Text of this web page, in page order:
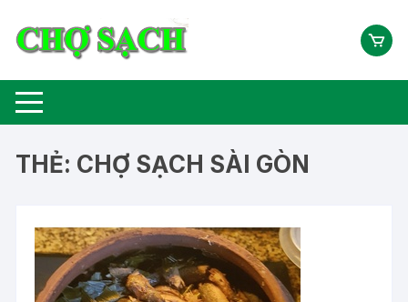
THẺ: CHỢ SẠCH SÀI GÒN